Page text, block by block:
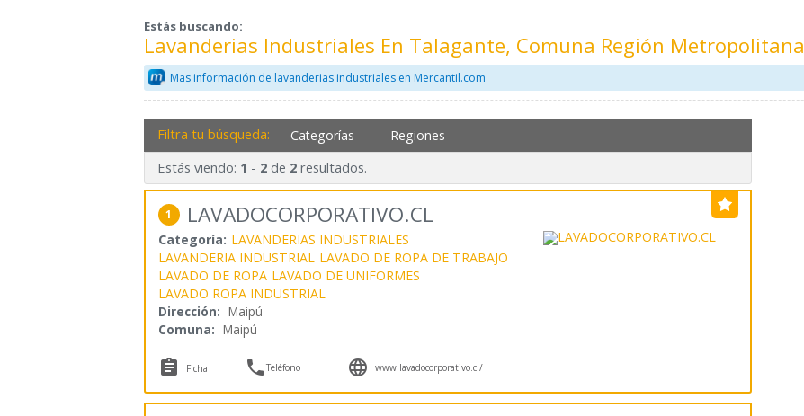
Estás buscando:
Lavanderias Industriales En Talagante, Comuna Región Metropolitana
Mas información de lavanderias industriales en Mercantil.com
Filtra tu búsqueda: Categorías Regiones
Estás viendo: 1 - 2de 2resultados.
1 LAVADOCORPORATIVO.CL
Categoría: LAVANDERIAS INDUSTRIALES
LAVANDERIA INDUSTRIAL LAVADO DE ROPA DE TRABAJO
LAVADO DE ROPA LAVADO DE UNIFORMES
LAVADO ROPA INDUSTRIAL
Dirección: Maipú
Comuna: Maipú
 Ficha Teléfono  www.lavadocorporativo.cl/